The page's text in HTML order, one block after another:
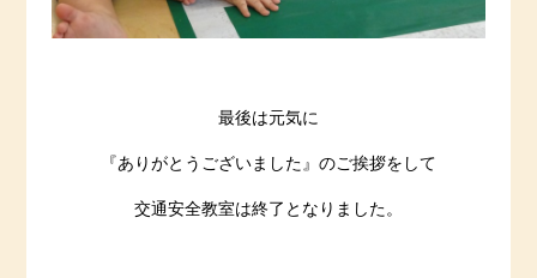
最後は元気に
『ありがとうございました』のご挨拶をして
交通安全教室は終了となりました。